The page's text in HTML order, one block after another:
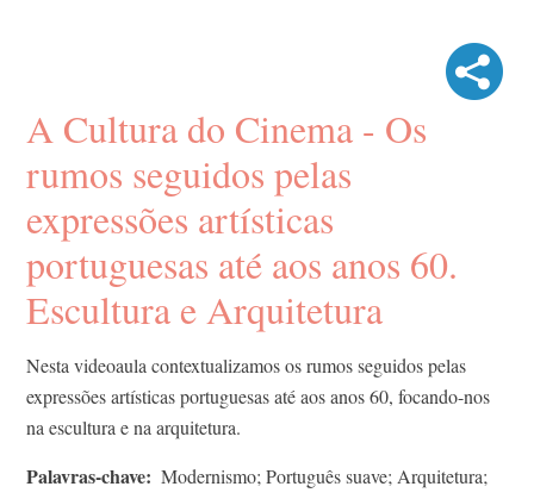
A Cultura do Cinema - Os
rumos seguidos pelas
expressões artísticas
portuguesas até aos anos 60.
Escultura e Arquitetura
Nesta videoaula contextualizamos os rumos seguidos pelas
expressões artísticas portuguesas até aos anos 60, focando-nos
na escultura e na arquitetura.
Palavras-chave
Modernismo; Português suave; Arquitetura;